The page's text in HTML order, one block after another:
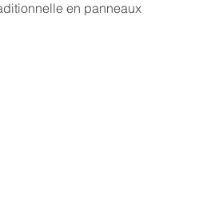
en panneaux